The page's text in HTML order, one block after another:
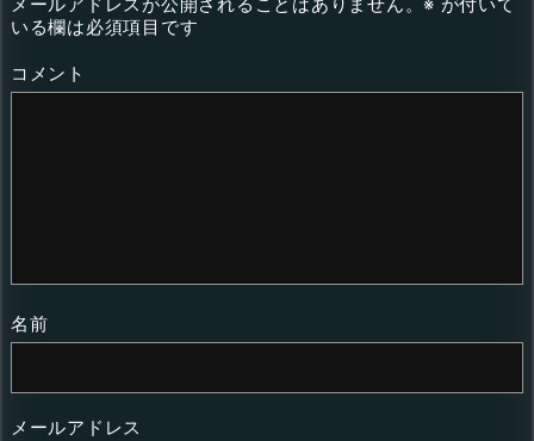
メールアドレスが公開されることはありません。 ※ が付いて
いる欄は必須項目です
コメント
名前
メールアドレス